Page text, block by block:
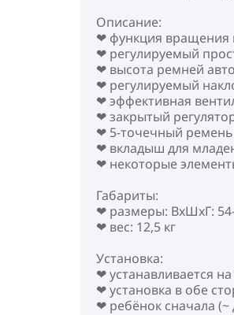
Описание:
❤ функция вращения
❤ регулируемый
❤ высота ремней
❤ регулируемый
❤ эффективная
❤ закрытый
❤ 5-точечный ремень
❤ вкладыш для
❤ некоторые
Габариты:
❤ размеры: ВхШхГ:
❤ вес: 12,5 кг
Установка:
❤ устанавливается
❤ установка в обе
❤ ребёнок сначала